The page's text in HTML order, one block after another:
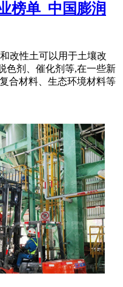
榜单_中国膨润
改性土可以用于土壤改
色剂、催化剂等,在一些新
合材料、生态环境材料等